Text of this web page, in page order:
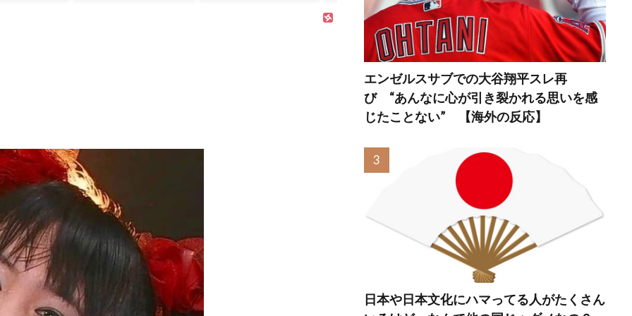
エンゼルスサブでの大谷翔平スレ再
び “あんなに心が引き裂かれる思いを感
じたことない” 【海外の反応】
日本や日本文化にハマってる人がたくさん